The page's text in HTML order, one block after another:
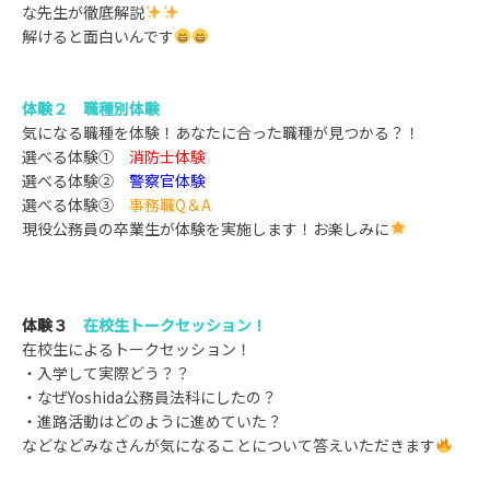
な先生が徹底解説
解けると面白いんです
体験２
職種別体験
気になる職種を体験！あなたに合った職種が見つかる？！
選べる体験① 消防士体験
選べる体験② 警察官体験
選べる体験③ 事務職Q＆A
現役公務員の卒業生が体験を実施します！お楽しみに
体験３ 在校生トークセッション！
在校生によるトークセッション！
・入学して実際どう？？
・なぜYoshida公務員法科にしたの？
・進路活動はどのように進めていた？
などなどみなさんが気になることについて答えいただきます